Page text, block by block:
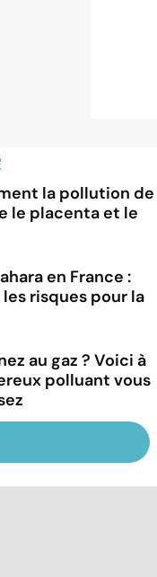
la pollution de
le placenta et le
en France :
risques pour la
au gaz ? Voici à
polluant vous